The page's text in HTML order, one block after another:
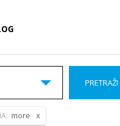
PRETRAŽI
more